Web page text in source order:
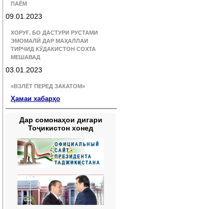
ПАЁМ
09.01.2023
ХОРУҒ. БО ДАСТУРИ РУСТАМИ
ЭМОМАЛӢ ДАР МАҲАЛЛАИ
ТИРЧИД КӮДАКИСТОН СОХТА
МЕШАВАД
03.01.2023
«ВЗЛЁТ ПЕРЕД ЗАКАТОМ»
Ҳамаи хабарҳо
Дар сомонаҳои дигари
Тоҷикистон хонед